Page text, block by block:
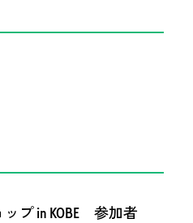
プ in KOBE 参加者